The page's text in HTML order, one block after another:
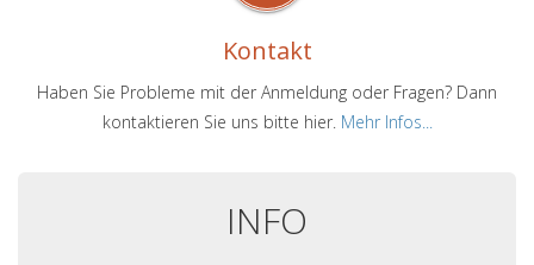
Kontakt
Haben Sie Probleme mit der Anmeldung oder Fragen? Dann
kontaktieren Sie uns bitte hier. Mehr Infos...
INFO